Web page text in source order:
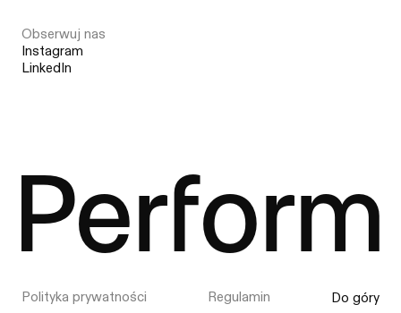
Obserwuj nas
Instagram
LinkedIn
Perform
Polityka prywatności Regulamin Do góry